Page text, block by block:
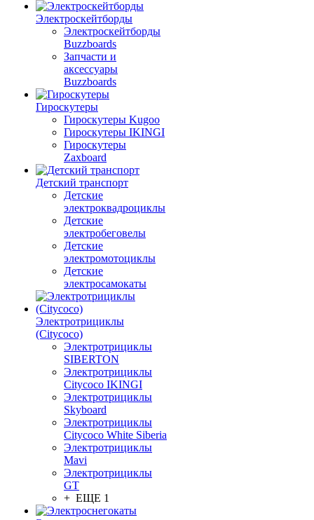
Электроскейтборды
Электроскейтборды
Buzzboards
Запчасти и
аксессуары
Buzzboards
Гироскутеры
Гироскутеры Kugoo
Гироскутеры IKINGI
Гироскутеры
Zaxboard
Детский транспорт
Детские
электроквадроциклы
Детские
электробеговелы
Детские
электромотоциклы
Детские
электросамокаты
Электротрициклы
(Citycoco)
Электротрициклы
SIBERTON
Электротрициклы
Citycoco IKINGI
Электротрициклы
Skyboard
Электротрициклы
Citycoco White Siberia
Электротрициклы
Mavi
Электротрициклы
GT
+ ЕЩЕ 1